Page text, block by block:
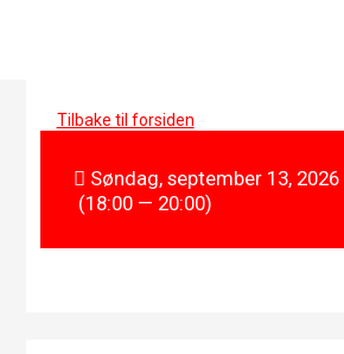
Tilbake til forsiden
Søndag, september 13, 2026
(18:00 — 20:00)